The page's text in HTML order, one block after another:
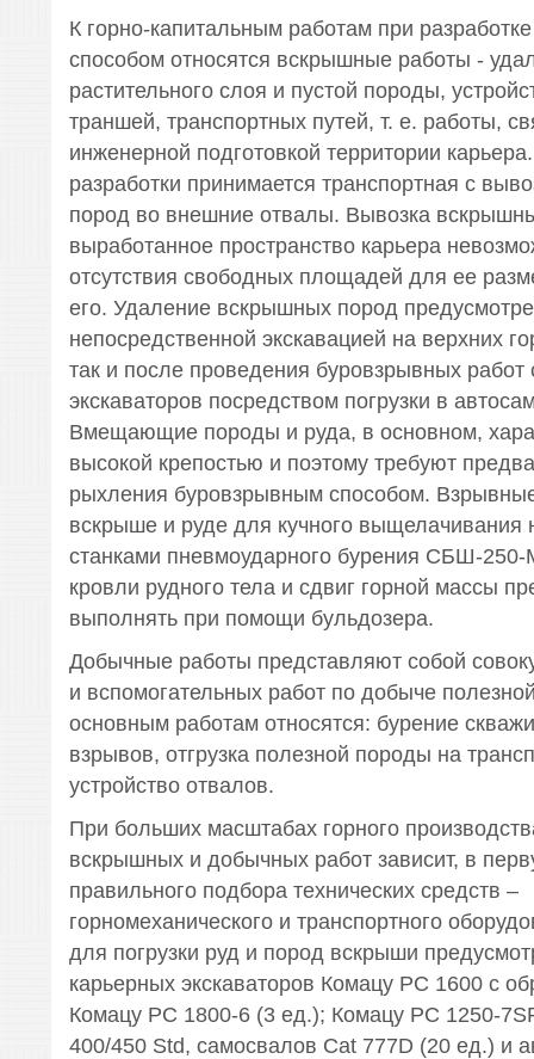
К горно-капитальным работам при
способом относятся вскрышные работы -
растительного слоя и пустой породы,
траншей, транспортных путей, т. е. работы,
инженерной подготовкой территории
разработки принимается транспортная с
пород во внешние отвалы. Вывозка
выработанное пространство карьера
отсутствия свободных площадей для ее
его. Удаление вскрышных пород
непосредственной экскавацией на верхних
так и после проведения буровзрывных
экскаваторов посредством погрузки в
Вмещающие породы и руда, в основном,
высокой крепостью и поэтому требуют
рыхления буровзрывным способом.
вскрыше и руде для кучного выщелачивания
станками пневмоударного бурения СБШ-
кровли рудного тела и сдвиг горной массы
выполнять при помощи бульдозера.
Добычные работы представляют собой
и вспомогательных работ по добыче
основным работам относятся: бурение
взрывов, отгрузка полезной породы на
устройство отвалов.
При больших масштабах горного
вскрышных и добычных работ зависит, в
правильного подбора технических средств –
горномеханического и транспортного
для погрузки руд и пород вскрыши
карьерных экскаваторов Комацу РС 1600 с
Комацу РС 1800-6 (3 ед.); Комацу РС 1250-
400/450 Std, самосвалов Cat 777D (20 ед.) и